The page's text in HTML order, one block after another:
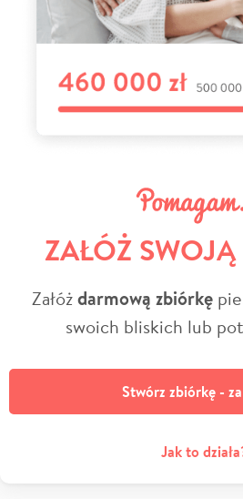
ZAŁÓŻ
Załóżdarmową zbiórkę
swoich bliskich lub
Stwórz zbiórkę -
Jak to